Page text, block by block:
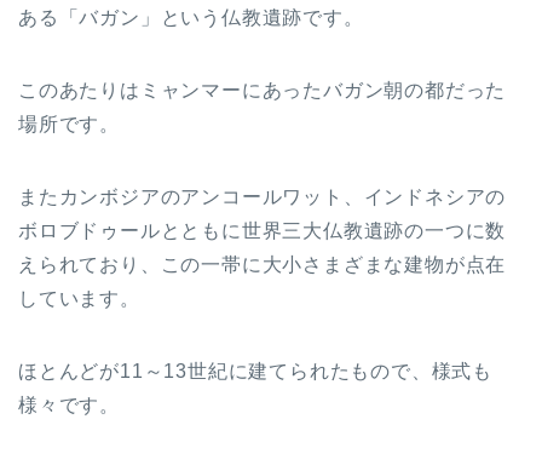
ある「バガン」という仏教遺跡です。
このあたりはミャンマーにあったバガン朝の都だった
場所です。
またカンボジアのアンコールワット、インドネシアの
ボロブドゥールとともに世界三大仏教遺跡の一つに数
えられており、この一帯に大小さまざまな建物が点在
しています。
ほとんどが11～13世紀に建てられたもので、様式も
様々です。